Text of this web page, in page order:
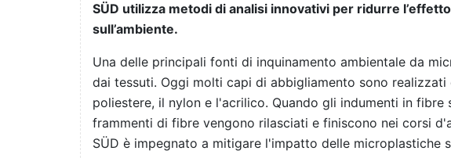
SÜD utilizza metodi di analisi innovativi per ridurre
sull’ambiente.
Una delle principali fonti di inquinamento ambientale da
dai tessuti. Oggi molti capi di abbigliamento sono
poliestere, il nylon e l'acrilico. Quando gli indumenti in fibre
frammenti di fibre vengono rilasciati e finiscono nei corsi
SÜD è impegnato a mitigare l'impatto delle microplastiche